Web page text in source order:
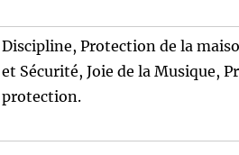
Discipline, Protection de la
et Sécurité, Joie de la Musique,
protection.